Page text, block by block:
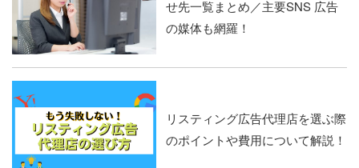
せ先一覧まとめ／主要SNS 広告
の媒体も網羅！
リスティング広告代理店を選ぶ際
のポイントや費用について解説！